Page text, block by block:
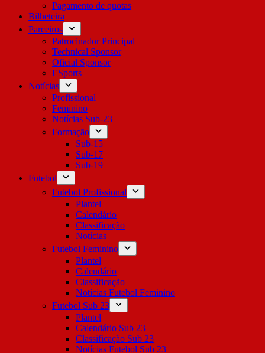
Pagamento de quotas
Bilheteira
Parceiros
Patrocinador Principal
Technical Sponsor
Oficial Sponsor
ESports
Notícias
Profissional
Feminino
Notícias Sub-23
Formação
Sub-15
Sub-17
Sub-19
Futebol
Futebol Profissional
Plantel
Calendário
Classificação
Notícias
Futebol Feminino
Plantel
Calendário
Classificação
Notícias Futebol Feminino
Futebol Sub 23
Plantel
Calendário Sub 23
Classificação Sub 23
Notícias Futebol Sub 23